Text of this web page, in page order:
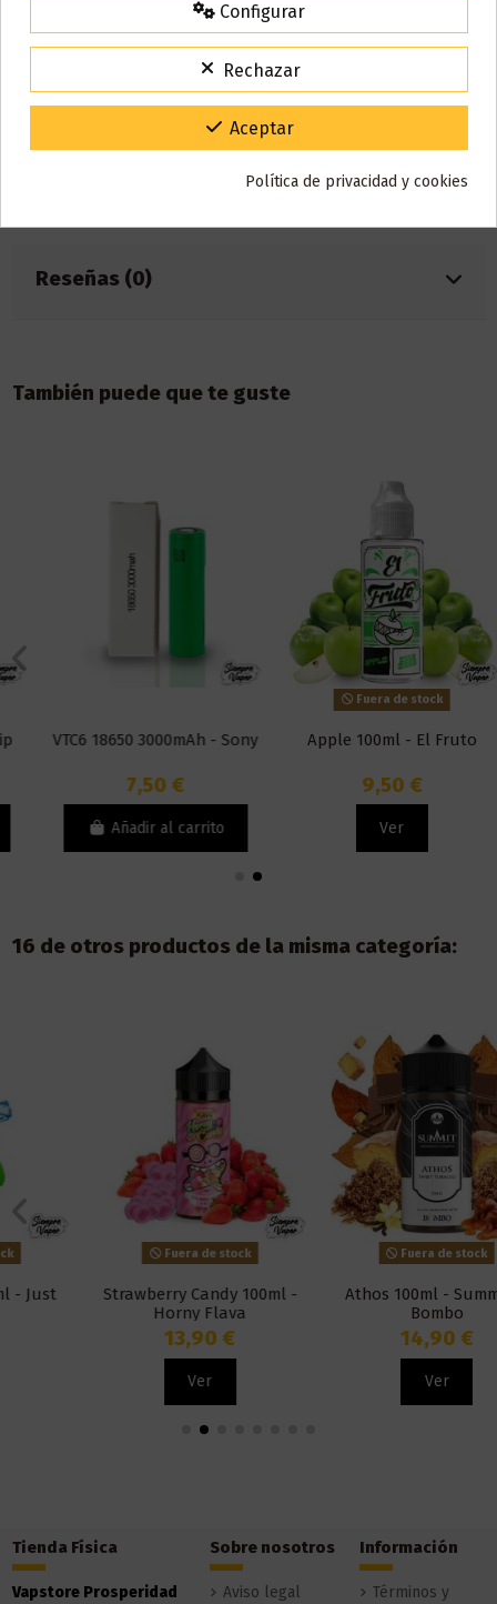
Base 30% PG / 70% VG
Marca Deep Blue
Reseñas (0)
También puede que te guste
VTC6 18650 3000mAh - Sony
7,50 €
Añadir al carrito
Fuera de stock
Apple 100ml - El Fruto
9,50 €
16 de otros productos de la misma categoría:
Fuera de stock
Strawberry Candy 100ml -
Horny Flava
13,90 €
Fuera de stock
Athos 100ml - Summit &
14,90 €
Tienda Física
Vapstore Prosperidad
Sobre nosotros
Aviso legal
Información
Términos y
15% de descuento
Código:VACACIONES15
Gracias por tu paciencia y por seguir confiando en nosotros.
Configurar
Rechazar
Aceptar
Política de privacidad y cookies